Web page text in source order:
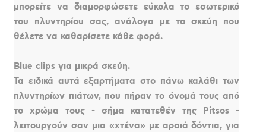
μπορείτε να διαμορφώσετε εύκολα το εσωτερικό
του πλυντηρίου σας, ανάλογα με τα σκεύη που
θέλετε να καθαρίσετε κάθε φορά.
Blue clips για μικρά σκεύη.
Τα ειδικά αυτά εξαρτήματα στο πάνω καλάθι των
πλυντηρίων πιάτων, που πήραν το όνομά τους από
το χρώμα τους - σήμα κατατεθέν της Pitsos -
λειτουργούν σαν μια «χτένα» με αραιά δόντια, για